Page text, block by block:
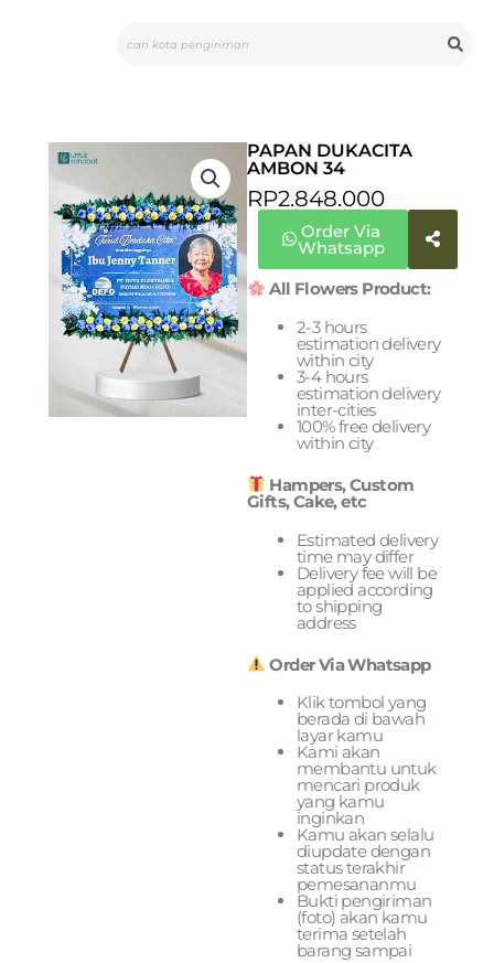
PAPAN DUKACITA
AMBON 34
RP2.848.000
Order Via
Whatsapp
All Flowers Product:
2-3 hours
estimation delivery
within city
3-4 hours
estimation delivery
inter-cities
100% free delivery
within city
Hampers, Custom
Gifts, Cake, etc
Estimated delivery
time may differ
Delivery fee will be
applied according
to shipping
address
Order Via Whatsapp
Klik tombol yang
berada di bawah
layar kamu
Kami akan
membantu untuk
mencari produk
yang kamu
inginkan
Kamu akan selalu
diupdate dengan
status terakhir
pemesananmu
Bukti pengiriman
(foto) akan kamu
terima setelah
barang sampai